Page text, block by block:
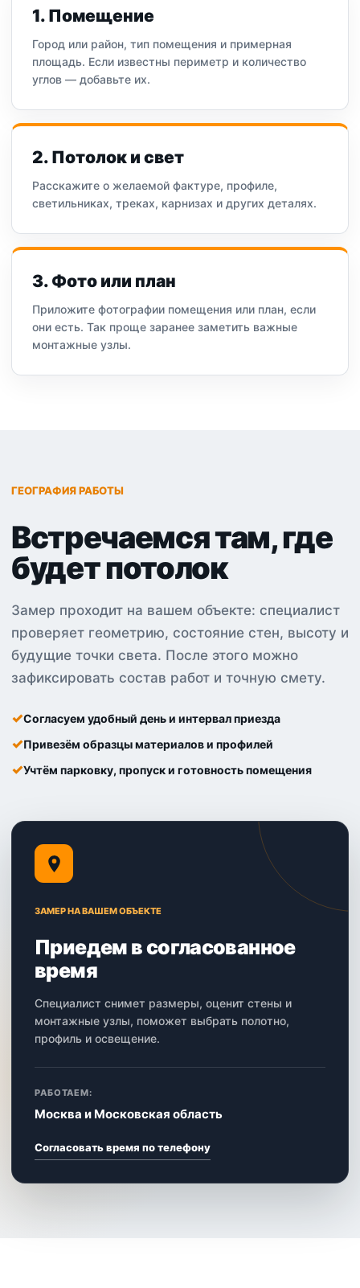
1. Помещение
Город или район, тип помещения и примерная
площадь. Если известны периметр и количество
углов — добавьте их.
2. Потолок и свет
Расскажите о желаемой фактуре, профиле,
светильниках, треках, карнизах и других деталях.
3. Фото или план
Приложите фотографии помещения или план, если
они есть. Так проще заранее заметить важные
монтажные узлы.
ГЕОГРАФИЯ РАБОТЫ
Встречаемся там, где
будет потолок
Замер проходит на вашем объекте: специалист
проверяет геометрию, состояние стен, высоту и
будущие точки света. После этого можно
зафиксировать состав работ и точную смету.
Согласуем удобный день и интервал приезда
Привезём образцы материалов и профилей
Учтём парковку, пропуск и готовность помещения
ЗАМЕР НА ВАШЕМ ОБЪЕКТЕ
Приедем в согласованное
время
Специалист снимет размеры, оценит стены и
монтажные узлы, поможет выбрать полотно,
профиль и освещение.
РАБОТАЕМ:
Москва и Московская область
Согласовать время по телефону